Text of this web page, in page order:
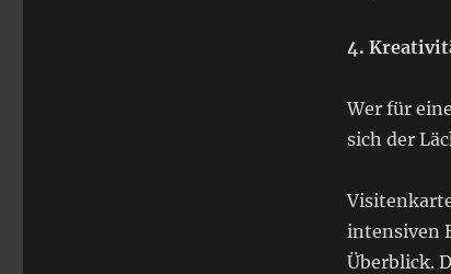
4.
Wer für
sich der
intensiven
Überblick.